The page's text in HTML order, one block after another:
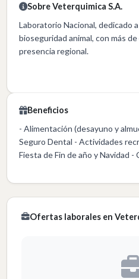
Ofertas laborales en
Sobre Veterquimica S.A.
Laboratorio Nacional, dedicado
bioseguridad animal, con más
presencia regional.
Beneficios
- Alimentación (desayuno y
Seguro Dental - Actividades
Fiesta de Fin de año y Navidad